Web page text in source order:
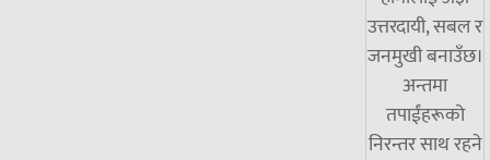
उत्तरदायी, सबल र
जनमुखी बनाउँछ।
अन्तमा
तपाईंहरूको
निरन्तर साथ रहने